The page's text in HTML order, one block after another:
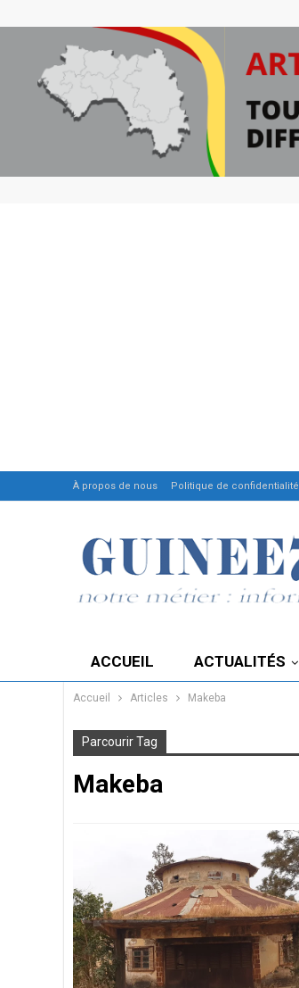
À propos de nous Politique de confidentialité
ACCUEIL ACTUALITÉS
Accueil Articles Makeba
Parcourir Tag
Makeba